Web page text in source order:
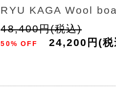
RYU KAGA Wool
48,400円(税込)
50% OFF 24,200円(